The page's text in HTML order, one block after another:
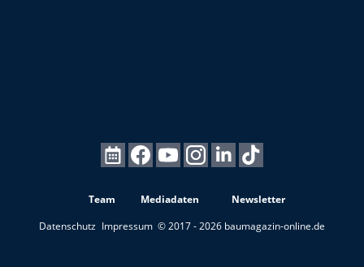
Team Mediadaten
Newsletter
Datenschutz Impressum © 2017 - 2026 baumagazin-online.de